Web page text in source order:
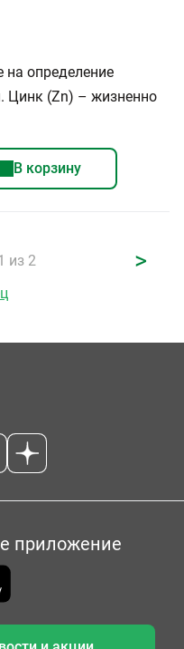
на определение
Цинк (Zn) – жизненно
В корзину
из 2 >
приложение